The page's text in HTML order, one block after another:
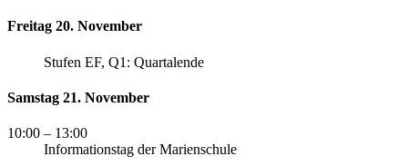
Freitag 20. November
Stufen EF, Q1: Quartalende
Samstag 21. November
10:00 – 13:00
Informationstag der Marienschule